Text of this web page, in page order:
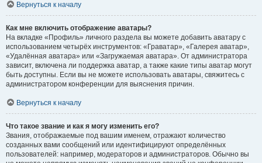
Вернуться к началу
Как мне включить отображение аватары?
На вкладке «Профиль» личного раздела вы можете добавить аватару с
использованием четырёх инструментов: «Граватар», «Галерея аватар»,
«Удалённая аватара» или «Загружаемая аватара». От администратора
зависит, включена ли поддержка аватар, а также какие типы аватар могут
быть доступны. Если вы не можете использовать аватары, свяжитесь с
администратором конференции для выяснения причин.
Вернуться к началу
Что такое звание и как я могу изменить его?
Звания, отображаемые под вашим именем, отражают количество
созданных вами сообщений или идентифицируют определённых
пользователей: например, модераторов и администраторов. Обычно вы